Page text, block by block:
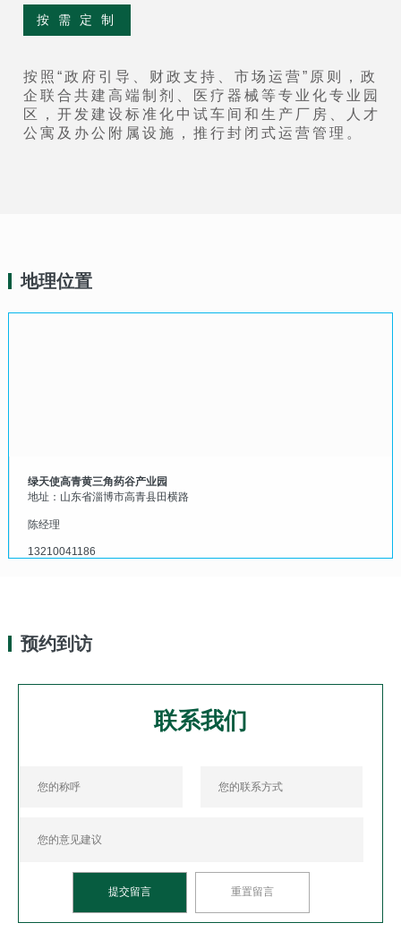
按 需 定 制
按照“政府引导、财政支持、市场运营”原则，政
企联合共建高端制剂、医疗器械等专业化专业园
区，开发建设标准化中试车间和生产厂房、人才
公寓及办公附属设施，推行封闭式运营管理。
地理位置
绿天使高青黄三角药谷产业园
地址：山东省淄博市高青县田横路
陈经理
13210041186
预约到访
联系我们